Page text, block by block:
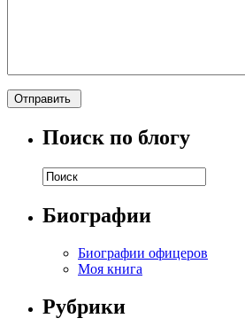
Поиск по блогу
Биографии
Биографии офицеров
Моя книга
Рубрики